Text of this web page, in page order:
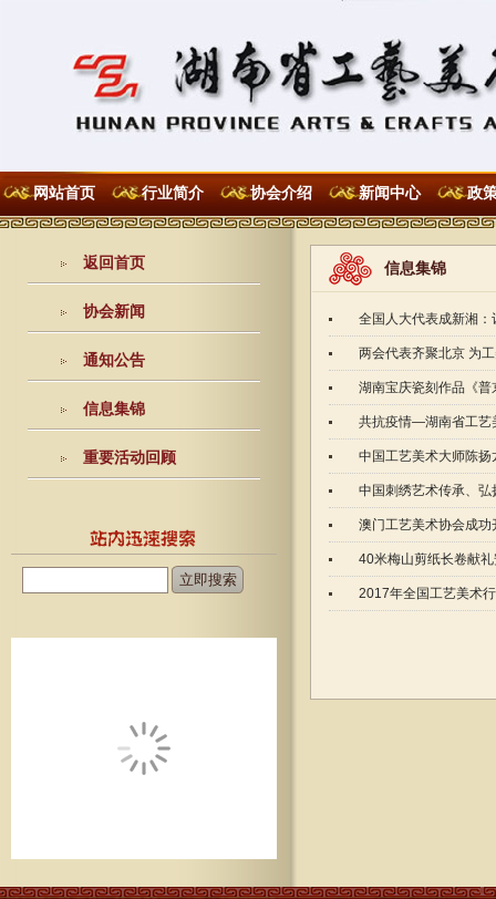
网站首页 行业简介 协会介绍 新闻中心 政
返回首页
协会新闻
通知公告
信息集锦
重要活动回顾
信息集锦
全国人大代表成新湘
两会代表齐聚北京 为
湖南宝庆瓷刻作品《
共抗疫情—湖南省工艺
中国工艺美术大师陈
中国刺绣艺术传承、
澳门工艺美术协会成
40米梅山剪纸长卷献
2017年全国工艺美术